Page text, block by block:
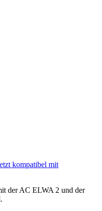
kompatibel mit
der AC ELWA 2 und der